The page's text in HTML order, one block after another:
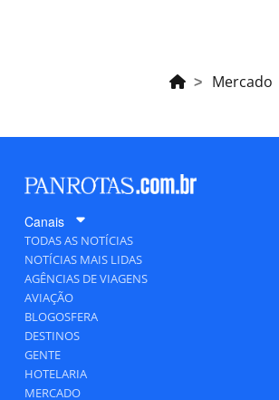
Mercado
Canais
TODAS AS NOTÍCIAS
NOTÍCIAS MAIS LIDAS
AGÊNCIAS DE VIAGENS
AVIAÇÃO
BLOGOSFERA
DESTINOS
GENTE
HOTELARIA
MERCADO